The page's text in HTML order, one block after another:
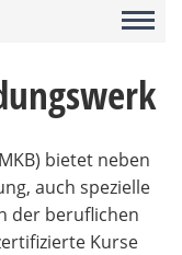
bietet neben
auch spezielle
der beruflichen
Kurse